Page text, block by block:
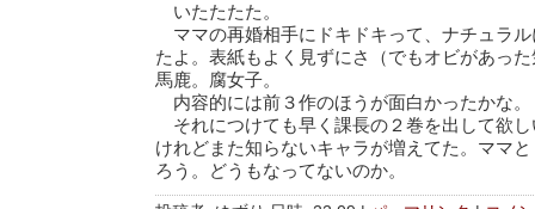
いたたたた。
ママの再婚相手にドキドキって、ナチュラ
たよ。表紙もよく見ずにさ（でもオビがあっ
馬鹿。腐女子。
内容的には前３作のほうが面白かったかな。
それにつけても早く課長の２巻を出して欲
けれどまた知らないキャラが増えてた。ママ
ろう。どうもなってないのか。